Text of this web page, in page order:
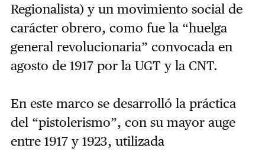
Regionalista) y un movimiento social de
carácter obrero, como fue la “huelga
general revolucionaria” convocada en
agosto de 1917 por la UGT y la CNT.
En este marco se desarrolló la práctica
del “pistolerismo”, con su mayor auge
entre 1917 y 1923, utilizada